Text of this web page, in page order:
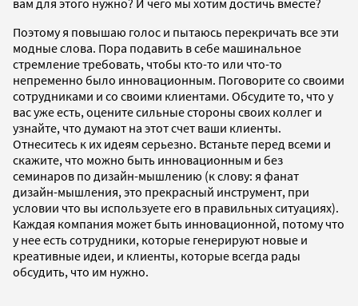
вам для этого нужно? И чего мы хотим достичь вместе?
Поэтому я повышаю голос и пытаюсь перекричать все эти
модные слова. Пора подавить в себе машинальное
стремление требовать, чтобы кто-то или что-то
непременно было инновационным. Поговорите со своими
сотрудниками и со своими клиентами. Обсудите то, что у
вас уже есть, оцените сильные стороны своих коллег и
узнайте, что думают на этот счет ваши клиенты.
Отнеситесь к их идеям серьезно. Встаньте перед всеми и
скажите, что можно быть инновационным и без
семинаров по дизайн-мышлению (к слову: я фанат
дизайн-мышления, это прекрасный инструмент, при
условии что вы используете его в правильных ситуациях).
Каждая компания может быть инновационной, потому что
у нее есть сотрудники, которые генерируют новые и
креативные идеи, и клиенты, которые всегда рады
обсудить, что им нужно.